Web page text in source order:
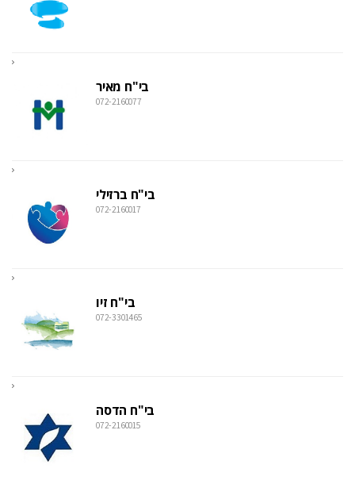
בי"ח מאיר
072-2160077
בי"ח ברזילי
072-2160017
בי"ח זיו
072-3301465
בי"ח הדסה
072-2160015